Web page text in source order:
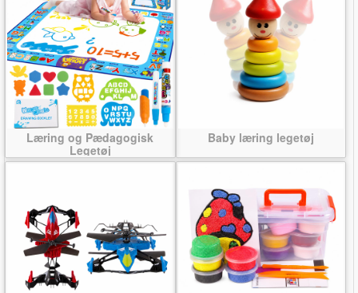
Læring og Pædagogisk
Legetøj
Baby læring legetøj